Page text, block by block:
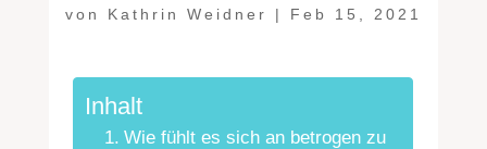
von Kathrin Weidner | Feb 15, 2021
Inhalt
Wie fühlt es sich an betrogen zu